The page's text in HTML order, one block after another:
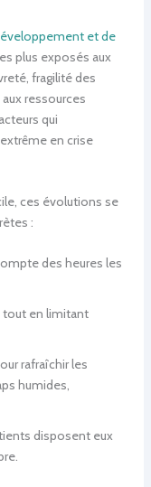
et de
plus exposés aux
fragilité des
ressources
qui
en crise
ces évolutions se
:
des heures les
tout en limitant
rafraîchir les
humides,
disposent eux